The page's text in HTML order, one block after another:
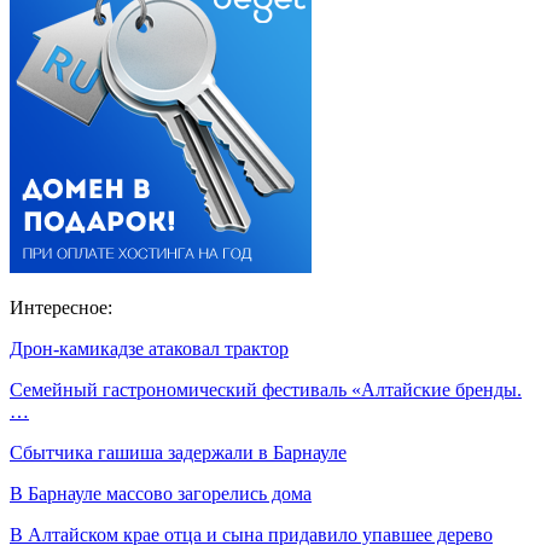
Интересное:
Дрон-камикадзе атаковал трактор
Семейный гастрономический фестиваль «Алтайские бренды.
…
Сбытчика гашиша задержали в Барнауле
В Барнауле массово загорелись дома
В Алтайском крае отца и сына придавило упавшее дерево